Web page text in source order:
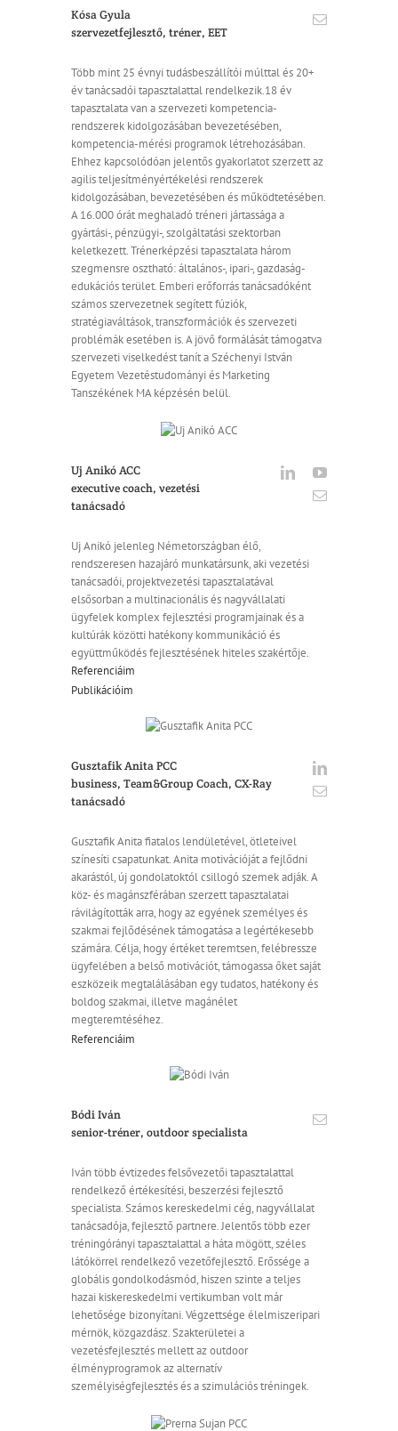
Kósa Gyula
szervezetfejlesztő, tréner, EET
Több mint 25 évnyi tudásbeszállítói múlttal és 20+
év tanácsadói tapasztalattal rendelkezik.18 év
tapasztalata van a szervezeti kompetencia-
rendszerek kidolgozásában bevezetésében,
kompetencia-mérési programok létrehozásában.
Ehhez kapcsolódóan jelentős gyakorlatot szerzett az
agilis teljesítményértékelési rendszerek
kidolgozásában, bevezetésében és működtetésében.
A 16.000 órát meghaladó tréneri jártassága a
gyártási-, pénzügyi-, szolgáltatási szektorban
keletkezett. Trénerképzési tapasztalata három
szegmensre osztható: általános-, ipari-, gazdaság-
edukációs terület. Emberi erőforrás tanácsadóként
számos szervezetnek segített fúziók,
stratégiaváltások, transzformációk és szervezeti
problémák esetében is. A jövő formálását támogatva
szervezeti viselkedést tanít a Széchenyi István
Egyetem Vezetéstudományi és Marketing
Tanszékének MA képzésén belül.
Uj Anikó ACC
executive coach, vezetési
tanácsadó
Uj Anikó jelenleg Németországban élő,
rendszeresen hazajáró munkatársunk, aki vezetési
tanácsadói, projektvezetési tapasztalatával
elsősorban a multinacionális és nagyvállalati
ügyfelek komplex fejlesztési programjainak és a
kultúrák közötti hatékony kommunikáció és
együttműködés fejlesztésének hiteles szakértője.
Referenciáim
Publikációim
Gusztafik Anita PCC
business, Team&Group Coach, CX-Ray
tanácsadó
Gusztafik Anita fiatalos lendületével, ötleteivel
színesíti csapatunkat. Anita motivációját a fejlődni
akarástól, új gondolatoktól csillogó szemek adják. A
köz- és magánszférában szerzett tapasztalatai
rávilágították arra, hogy az egyének személyes és
szakmai fejlődésének támogatása a legértékesebb
számára. Célja, hogy értéket teremtsen, felébressze
ügyfelében a belső motivációt, támogassa őket saját
eszközeik megtalálásában egy tudatos, hatékony és
boldog szakmai, illetve magánélet
megteremtéséhez.
Referenciáim
Bódi Iván
senior-tréner, outdoor specialista
Iván több évtizedes felsővezetői tapasztalattal
rendelkező értékesítési, beszerzési fejlesztő
specialista. Számos kereskedelmi cég, nagyvállalat
tanácsadója, fejlesztő partnere. Jelentős több ezer
tréningórányi tapasztalattal a háta mögött, széles
látókörrel rendelkező vezetőfejlesztő. Erőssége a
globális gondolkodásmód, hiszen szinte a teljes
hazai kiskereskedelmi vertikumban volt már
lehetősége bizonyítani. Végzettsége élelmiszeripari
mérnök, közgazdász. Szakterületei a
vezetésfejlesztés mellett az outdoor
élményprogramok az alternatív
személyiségfejlesztés és a szimulációs tréningek.